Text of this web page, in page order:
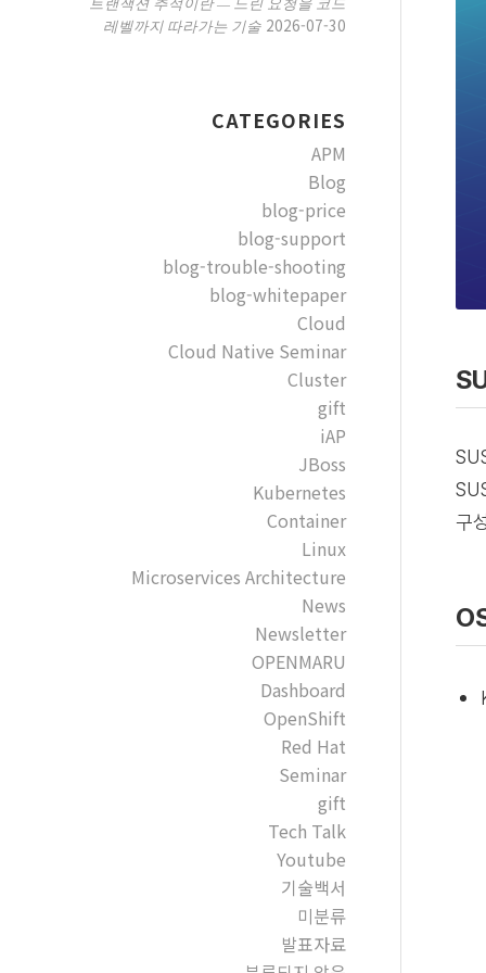
구
레벨까지 따라가는 기술 2026-07-30
CATEGORIES
APM
Blog
blog-price
blog-support
blog-trouble-shooting
blog-whitepaper
Cloud
Cloud Native Seminar
Cluster
gift
iAP
JBoss
Kubernetes
Container
Linux
Microservices Architecture
News
Newsletter
OPENMARU
Dashboard
OpenShift
Red Hat
Seminar
gift
Tech Talk
Youtube
기술백서
미분류
발표자료